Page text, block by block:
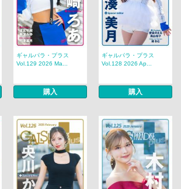
ギャルパラ・プラス
Vol.129 2026 Ma...
購入
ギャルパラ・プラス
Vol.128 2026 Ap...
購入